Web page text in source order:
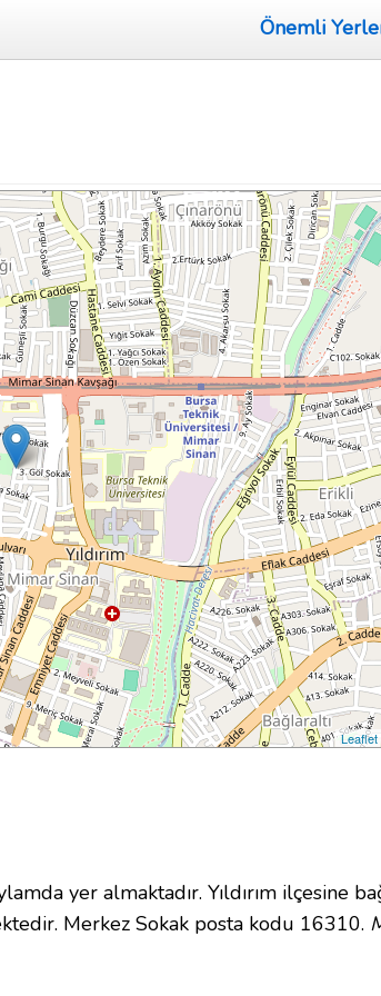
Önemli
Leaflet
yer almaktadır. Yıldırım ilçesine
Merkez Sokak posta kodu 16310.